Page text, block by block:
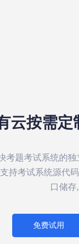
云按需定
考题考试系统的
持考试系统源代
口储
免费试用